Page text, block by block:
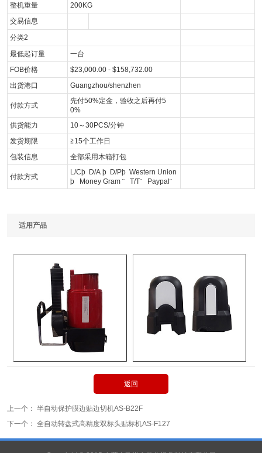
整机重量
200KG
交易信息
分类2
最低起订量
一台
FOB价格
$23,000.00 - $158,732.00
出货港口
Guangzhou/shenzhen
付款方式
先付50%定金，验收之后再付5
0%
供货能力
10～30PCS/分钟
发货期限
≧15个工作日
包装信息
全部采用木箱打包
付款方式
L/Cþ D/A þ D/Pþ Western Union
þ Money Gram ¨ T/T¨ Paypal¨
适用产品
返回
上一个： 半自动保护膜边贴边切机AS-B22F
下一个： 全自动转盘式高精度双标头贴标机AS-F127